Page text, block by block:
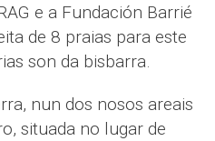
e a Fundación Barrié
de 8 praias para este
son da bisbarra.
nun dos nosos areais
situada no lugar de